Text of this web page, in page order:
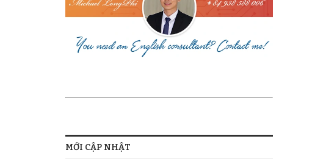
MỚI CẬP NHẬT